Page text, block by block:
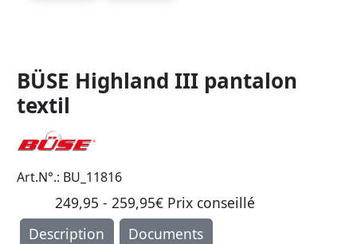
BÜSE Highland III pantalon
textil
Art.N°.: BU_11816
249,95 - 259,95€ Prix ​​conseillé
Description
Documents